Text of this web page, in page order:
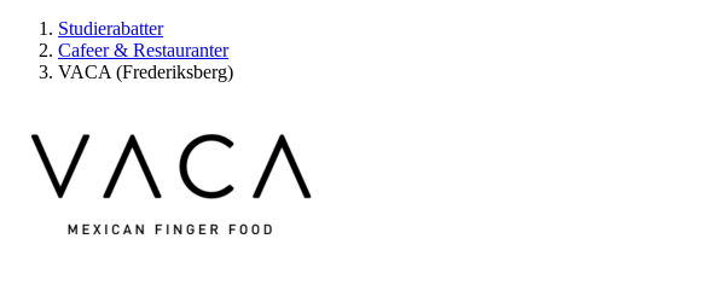
Studierabatter
Cafeer & Restauranter
VACA (Frederiksberg)